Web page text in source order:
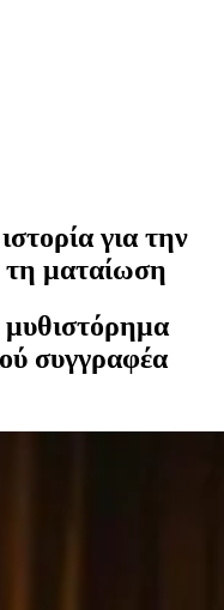
για την
τη ματαίωση
συγγραφέα